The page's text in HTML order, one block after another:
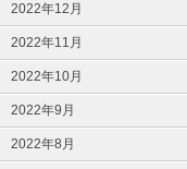
2022年12月
2022年11月
2022年10月
2022年9月
2022年8月